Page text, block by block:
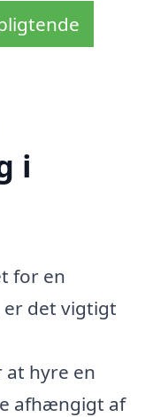
i
for en
er det vigtigt
at hyre en
afhængigt af